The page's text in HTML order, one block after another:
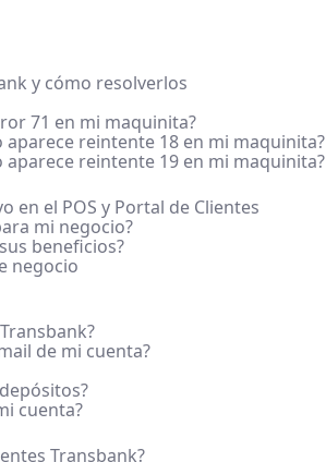
y cómo resolverlos
71 en mi maquinita?
aparece reintente 18 en mi maquinita?
aparece reintente 19 en mi maquinita?
en el POS y Portal de Clientes
mi negocio?
beneficios?
negocio
de mi cuenta?
cuenta?
Transbank?